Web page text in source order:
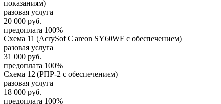
показаниям)
разовая услуга
20 000 руб.
предоплата 100%
Схема 11 (AcrySof Clareon SY60WF с обеспечением)
разовая услуга
31 000 руб.
предоплата 100%
Схема 12 (РПР-2 с обеспечением)
разовая услуга
18 000 руб.
предоплата 100%